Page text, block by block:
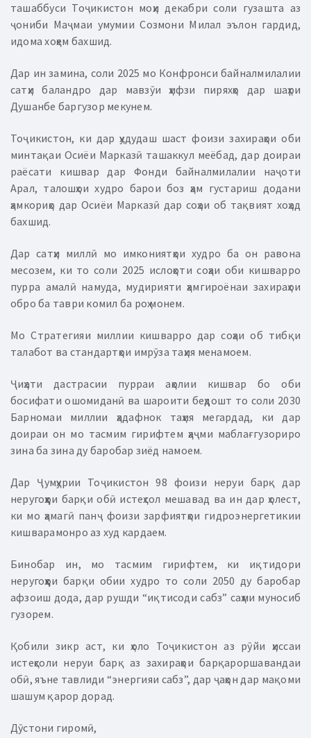
ташаббуси Тоҷикистон моҳи декабри соли гузашта аз
ҷониби Маҷмаи умумии Созмони Милал эълон гардид,
идома хоҳем бахшид.
Дар ин замина, соли 2025 мо Конфронси байналмилалии
сатҳи баландро дар мавзӯи ҳифзи пиряхҳо дар шаҳри
Душанбе баргузор мекунем.
Тоҷикистон, ки дар ҳудудаш шаст фоизи захираҳои оби
минтақаи Осиёи Марказӣ ташаккул меёбад, дар доираи
раёсати кишвар дар Фонди байналмилалии наҷоти
Арал, талошҳои худро барои боз ҳам густариш додани
ҳамкориҳо дар Осиёи Марказӣ дар соҳаи об тақвият хоҳад
бахшид.
Дар сатҳи миллӣ мо имкониятҳои худро ба он равона
месозем, ки то соли 2025 ислоҳоти соҳаи оби кишварро
пурра амалӣ намуда, мудирияти ҳамгироёнаи захираҳои
обро ба таври комил ба роҳ монем.
Мо Стратегияи миллии кишварро дар соҳаи об тибқи
талабот ва стандартҳои имрӯза таҳия менамоем.
Ҷиҳати дастрасии пурраи аҳолии кишвар бо оби
босифати ошомиданӣ ва шароити беҳдошт то соли 2030
Барномаи миллии ҳадафнок таҳия мегардад, ки дар
доираи он мо тасмим гирифтем ҳаҷми маблағгузориро
зина ба зина ду баробар зиёд намоем.
Дар Ҷумҳурии Тоҷикистон 98 фоизи неруи барқ дар
неругоҳҳои барқи обӣ истеҳсол мешавад ва ин дар ҳолест,
ки мо ҳамагӣ панҷ фоизи зарфиятҳои гидроэнергетикии
кишварамонро аз худ кардаем.
Бинобар ин, мо тасмим гирифтем, ки иқтидори
неругоҳҳои барқи обии худро то соли 2050 ду баробар
афзоиш дода, дар рушди “иқтисоди сабз” саҳми муносиб
гузорем.
Қобили зикр аст, ки ҳоло Тоҷикистон аз рӯйи ҳиссаи
истеҳсоли неруи барқ аз захираҳои барқароршавандаи
обӣ, яъне тавлиди “энергияи сабз”, дар ҷаҳон дар мақоми
шашум қарор дорад.
Дӯстони гиромӣ,